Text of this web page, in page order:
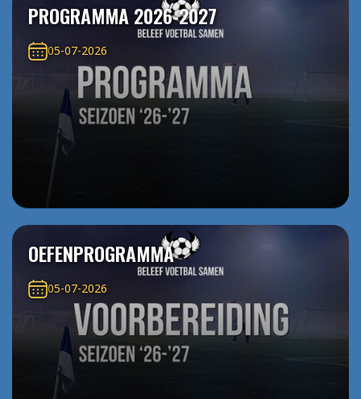
PROGRAMMA 2026-2027
05-07-2026
OEFENPROGRAMMA
05-07-2026